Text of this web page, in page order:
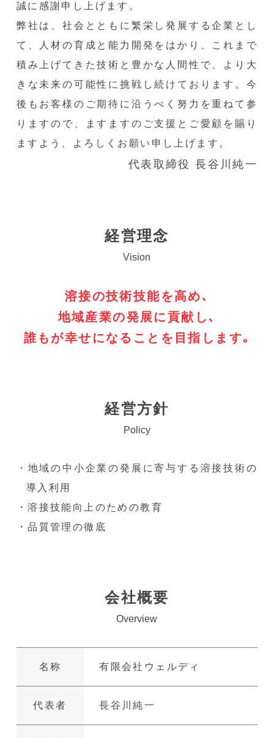
誠に感謝申し上げます。
弊社は、社会とともに繁栄し発展する企業とし
て、人材の育成と能力開発をはかり、これまで
積み上げてきた技術と豊かな人間性で、より大
きな未来の可能性に挑戦し続けております。今
後もお客様のご期待に沿うべく努力を重ねて参
りますので、ますますのご支援とご愛顧を賜り
ますよう、よろしくお願い申し上げます。
代表取締役 ⻑⾕川純⼀
経営理念
Vision
溶接の技術技能を高め､
地域産業の発展に貢献し､
誰もが幸せになることを 目指します｡
経営方針
Policy
・地域の中小企業の発展に寄与する溶接技術の
導入利用
・溶接技能向上のための教育
・品質管理の徹底
会社概要
Overview
名称 有限会社ウェルディ
代表者 ⻑⾕川純⼀